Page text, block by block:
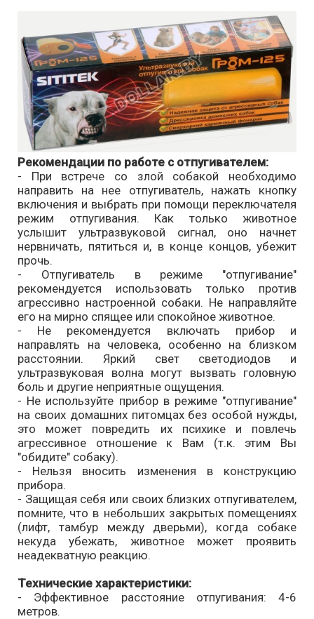
Рекомендации по работе с отпугивателем:
- При встрече со злой собакой необходимо
направить на нее отпугиватель, нажать кнопку
включения и выбрать при помощи переключателя
режим отпугивания. Как только животное
услышит ультразвуковой сигнал, оно начнет
нервничать, пятиться и, в конце концов, убежит
прочь.
- Отпугиватель в режиме "отпугивание"
рекомендуется использовать только против
агрессивно настроенной собаки. Не направляйте
его на мирно спящее или спокойное животное.
- Не рекомендуется включать прибор и
направлять на человека, особенно на близком
расстоянии. Яркий свет светодиодов и
ультразвуковая волна могут вызвать головную
боль и другие неприятные ощущения.
- Не используйте прибор в режиме "отпугивание"
на своих домашних питомцах без особой нужды,
это может повредить их психике и повлечь
агрессивное отношение к Вам (т.к. этим Вы
"обидите" собаку).
- Нельзя вносить изменения в конструкцию
прибора.
- Защищая себя или своих близких отпугивателем,
помните, что в небольших закрытых помещениях
(лифт, тамбур между дверьми), когда собаке
некуда убежать, животное может проявить
неадекватную реакцию.
Технические характеристики:
- Эффективное расстояние отпугивания: 4-6
метров.